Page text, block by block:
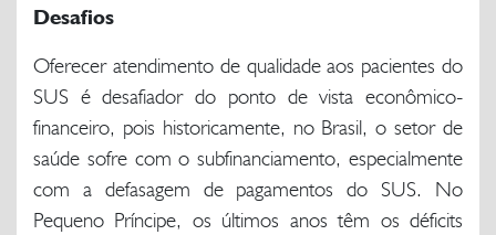
Desafios
Oferecer atendimento de qualidade aos pacientes do
SUS é desafiador do ponto de vista econômico-
financeiro, pois historicamente, no Brasil, o setor de
saúde sofre com o subfinanciamento, especialmente
com a defasagem de pagamentos do SUS. No
Pequeno Príncipe, os últimos anos têm os déficits